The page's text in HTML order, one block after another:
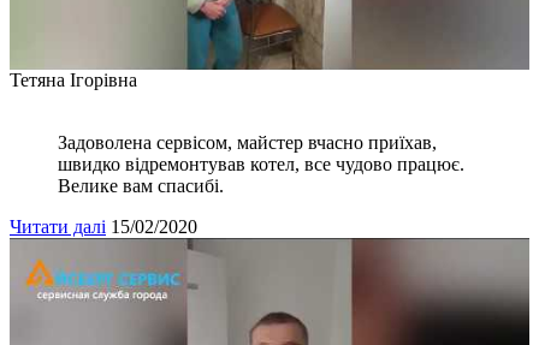
Тетяна Ігорівна
Задоволена сервісом, майстер вчасно приїхав,
швидко відремонтував котел, все чудово працює.
Велике вам спасибі.
Читати далі 15/02/2020